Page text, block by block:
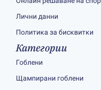
Лични данни
Политика за бисквитки
Категории
Гоблени
Щампирани гоблени